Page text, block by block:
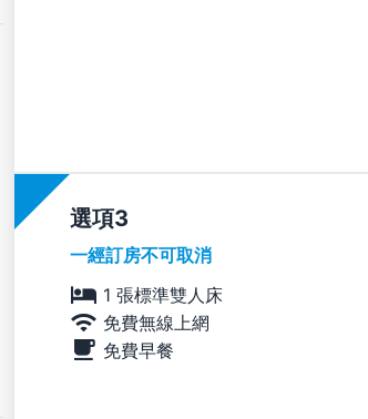
選項
一經訂房不可取消
1 張標準雙人床
免費無線上網
免費早餐